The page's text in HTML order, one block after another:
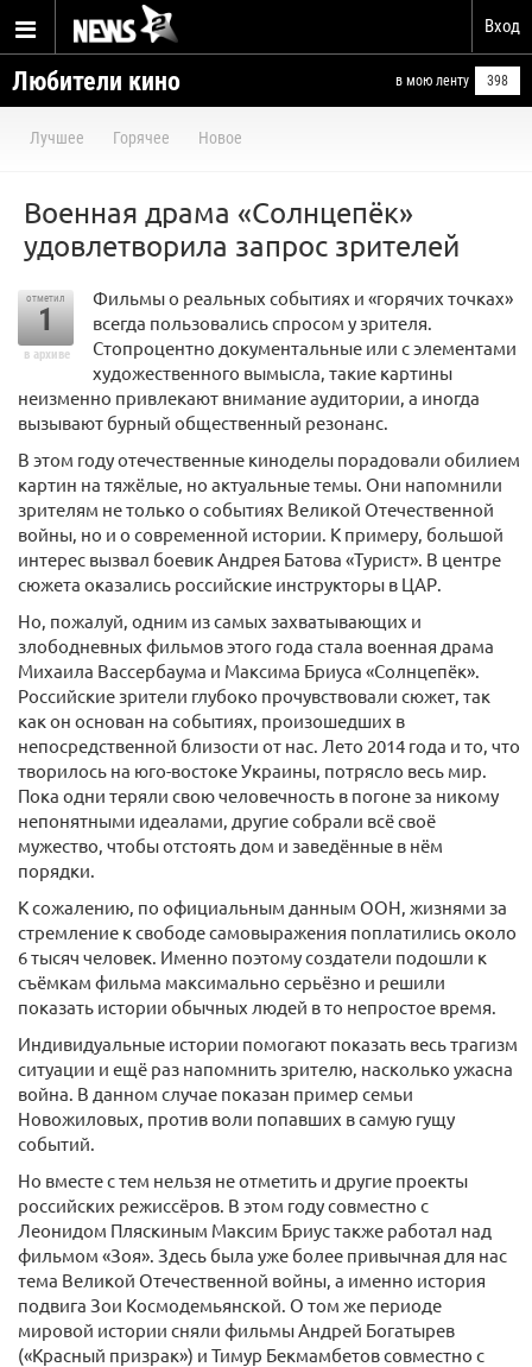
Вход
Любители кино в мою ленту 398
Лучшее Горячее Новое
Военная драма «Солнцепёк»
удовлетворила запрос зрителей
отметил
1
в архиве
Фильмы о реальных событиях и «горячих точках»
всегда пользовались спросом у зрителя.
Стопроцентно документальные или с элементами
художественного вымысла, такие картины
неизменно привлекают внимание аудитории, а иногда
вызывают бурный общественный резонанс.
В этом году отечественные киноделы порадовали обилием
картин на тяжёлые, но актуальные темы. Они напомнили
зрителям не только о событиях Великой Отечественной
войны, но и о современной истории. К примеру, большой
интерес вызвал боевик Андрея Батова «Турист». В центре
сюжета оказались российские инструкторы в ЦАР.
Но, пожалуй, одним из самых захватывающих и
злободневных фильмов этого года стала военная драма
Михаила Вассербаума и Максима Бриуса «Солнцепёк».
Российские зрители глубоко прочувствовали сюжет, так
как он основан на событиях, произошедших в
непосредственной близости от нас. Лето 2014 года и то, что
творилось на юго-востоке Украины, потрясло весь мир.
Пока одни теряли свою человечность в погоне за никому
непонятными идеалами, другие собрали всё своё
мужество, чтобы отстоять дом и заведённые в нём
порядки.
К сожалению, по официальным данным ООН, жизнями за
стремление к свободе самовыражения поплатились около
6 тысяч человек. Именно поэтому создатели подошли к
съёмкам фильма максимально серьёзно и решили
показать истории обычных людей в то непростое время.
Индивидуальные истории помогают показать весь трагизм
ситуации и ещё раз напомнить зрителю, насколько ужасна
война. В данном случае показан пример семьи
Новожиловых, против воли попавших в самую гущу
событий.
Но вместе с тем нельзя не отметить и другие проекты
российских режиссёров. В этом году совместно с
Леонидом Пляскиным Максим Бриус также работал над
фильмом «Зоя». Здесь была уже более привычная для нас
тема Великой Отечественной войны, а именно история
подвига Зои Космодемьянской. О том же периоде
мировой истории сняли фильмы Андрей Богатырев
(«Красный призрак») и Тимур Бекмамбетов совместно с